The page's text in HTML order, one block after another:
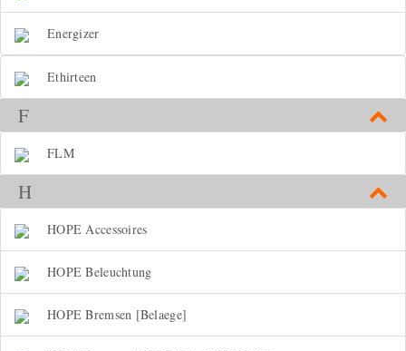
Energizer
Ethirteen
F
FLM
H
HOPE Accessoires
HOPE Beleuchtung
HOPE Bremsen [Belaege]